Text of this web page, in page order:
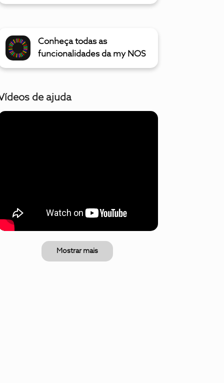
Conheça todas as
funcionalidades da my NOS
de ajuda
Mostrar mais